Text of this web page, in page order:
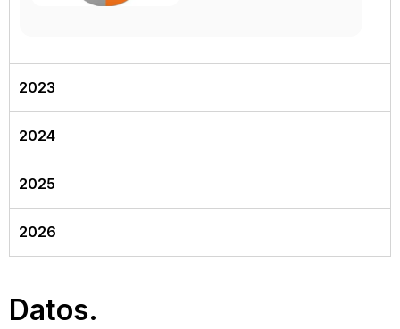
2023
2024
2025
2026
Datos.